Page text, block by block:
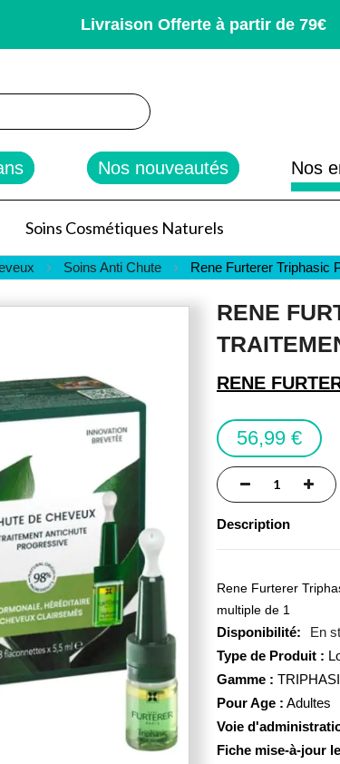
Livraison Offerte à partir de 79€
Nos nouveautés Nos
Soins Cosmétiques Naturels
Soins Anti Chute Rene Furterer Triphasic
RENE
RENE
56,99 €
Description
Rene Furterer
multiple de 1
En
Type de Produit :
Gamme :
Pour Age : Adultes
Voie
Fiche mise-à-jour